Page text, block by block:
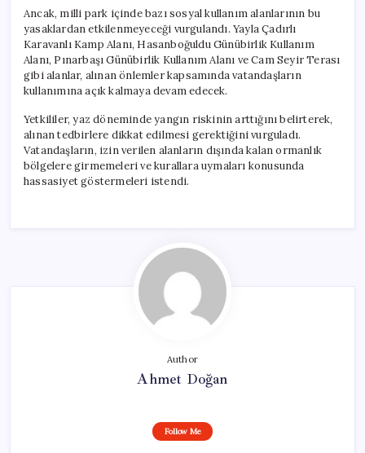
Ancak, milli park içinde bazı sosyal kullanım alanlarının bu
yasaklardan etkilenmeyeceği vurgulandı. Yayla Çadırlı
Karavanlı Kamp Alanı, Hasanboğuldu Günübirlik Kullanım
Alanı, Pınarbaşı Günübirlik Kullanım Alanı ve Cam Seyir Terası
gibi alanlar, alınan önlemler kapsamında vatandaşların
kullanımına açık kalmaya devam edecek.
Yetkililer, yaz döneminde yangın riskinin arttığını belirterek,
alınan tedbirlere dikkat edilmesi gerektiğini vurguladı.
Vatandaşların, izin verilen alanların dışında kalan ormanlık
bölgelere girmemeleri ve kurallara uymaları konusunda
hassasiyet göstermeleri istendi.
Author
Ahmet Doğan
Follow Me